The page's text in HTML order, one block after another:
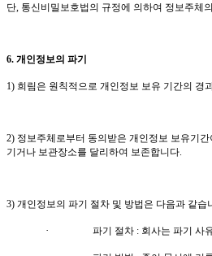
단 통신비밀보호법의 규정에 의하여 정보주체
6. 개인정보의 파기
1) 희림은 원칙적으로 개인정보 보유 기간의 경
2) 정보주체로부터 동의받은 개인정보 보유기
기거나 보관장소를 달리하여 보존합니다
3) 개인정보의 파기 절차 및 방법은 다음과 같습
· 파기 절차 : 회사는 파기 사